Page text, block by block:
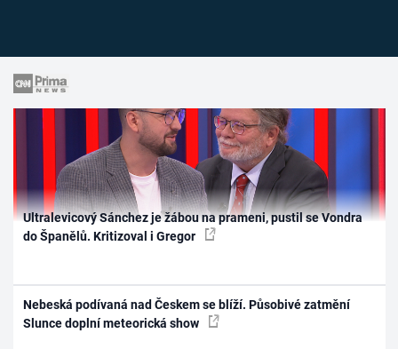
Ultralevicový Sánchez je žábou na prameni, pustil se Vondra
do Španělů. Kritizoval i Gregor
Nebeská podívaná nad Českem se blíží. Působivé zatmění
Slunce doplní meteorická show